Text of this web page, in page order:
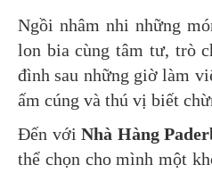
Ngồi nhâm nhi những
lon bia cùng tâm tư, trò
đình sau những giờ làm
ấm cúng và thú vị biết
Đến vớiNhà Hàng
thể chọn cho mình một